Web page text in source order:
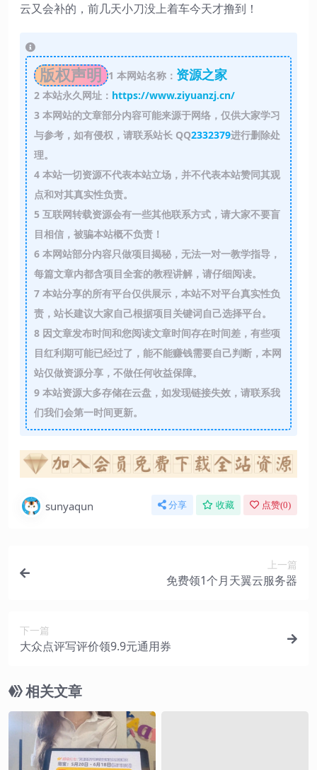
云又会补的，前几天小刀没上着车今天才撸到！
版权声明 1 本网站名称： 资源之家
2本站永久网址： https://www.ziyuanzj.cn/
3本网站的文章部分内容可能来源于网络，仅供大家学习
与参考，如有侵权，请联系站长 QQ2332379进行删除处
理。
4本站一切资源不代表本站立场，并不代表本站赞同其观
点和对其真实性负责。
5互联网转载资源会有一些其他联系方式，请大家不要盲
目相信，被骗本站概不负责！
6本网站部分内容只做项目揭秘，无法一对一教学指导，
每篇文章内都含项目全套的教程讲解，请仔细阅读。
7本站分享的所有平台仅供展示，本站不对平台真实性负
责，站长建议大家自己根据项目关键词自己选择平台。
8因文章发布时间和您阅读文章时间存在时间差，有些项
目红利期可能已经过了，能不能赚钱需要自己判断，本网
站仅做资源分享，不做任何收益保障。
9本站资源大多存储在云盘，如发现链接失效，请联系我
们我们会第一时间更新。
sunyaqun 分享 收藏 点赞(0)
上一篇
免费领1个月天翼云服务器
下一篇
大众点评写评价领9.9元通用券
相关文章